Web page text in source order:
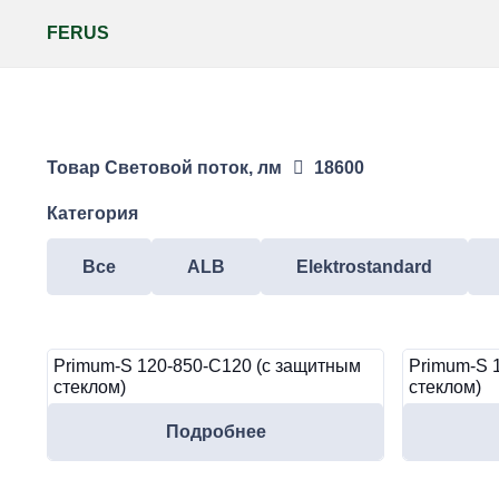
FERUS
Товар Световой поток, лм 18600
Категория
Все ALB Elektrostandard
Primum-S 120-850-C120 (с защитным
стеклом)
Подробнее
Primum-S
стеклом)